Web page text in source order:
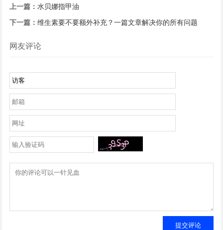
上一篇：水贝娜指甲油
下一篇：维生素要不要额外补充？一篇文章解决你的所有问题
网友评论
提交评论